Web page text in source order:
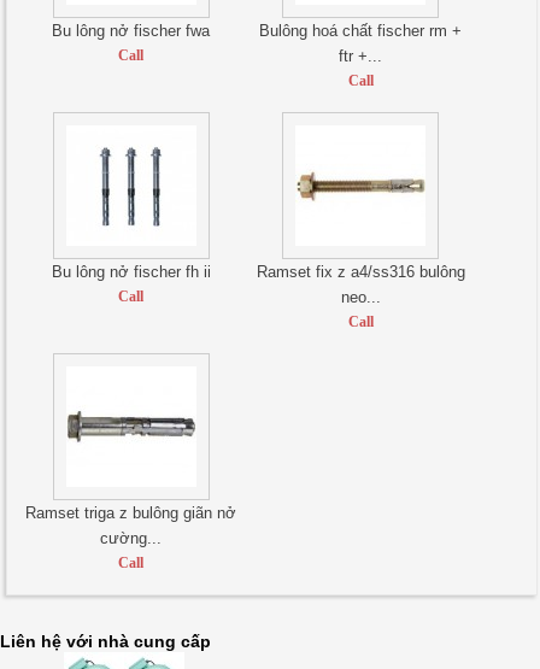
Bu lông nở fischer fwa
Call
Bulông hoá chất fischer rm +
ftr +...
Call
Bu lông nở fischer fh ii
Call
Ramset fix z a4/ss316 bulông
neo...
Call
Ramset triga z bulông giãn nở
cường...
Call
Liên hệ với nhà cung cấp